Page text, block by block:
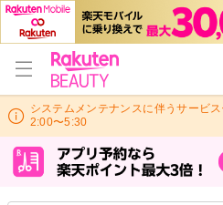
システムメンテナンスに伴うサービ
2:00〜5:30